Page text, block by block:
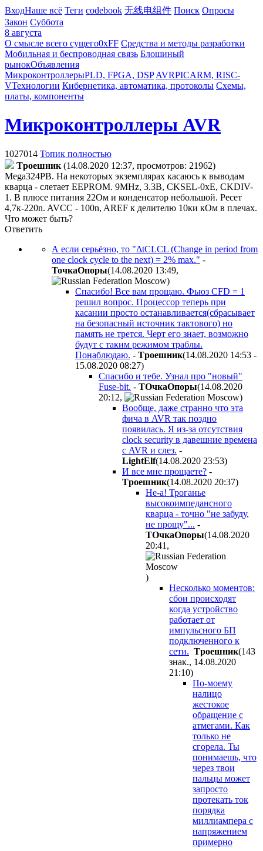
ВходНаше всё Теги codebook 无线电组件 Поиск Опросы
Закон Суббота
8 августа
О смысле всего сущего0xFF Средства и методы разработки
Мобильная и беспроводная связь Блошиный
рынокОбъявления
МикроконтроллерыPLD, FPGA, DSP AVRPICARM, RISC-
VТехнологии Кибернетика, автоматика, протоколы Схемы,
платы, компоненты
Микроконтроллеры AVR
1027014 Топик полностью
Tpoeшник (14.08.2020 12:37, просмотров: 21962)
Mega324PB. На некоторых экземплярах касаюсь к выводам
кварца - слетает EEPROM. 9MHz, 3.3В, СKSEL-0xE, CKDIV-
1. В плюсе питания 22Ом и конденсатор небольшой. Ресет
4,7к-220n. AVCC - 100n, AREF к делителю 10ки кОм в плечах.
Что может быть?
Ответить
А если серьёзно, то "ΔtCLCL (Change in period from
one clock cycle to the next) = 2% max." -
ToчкaOпopы(14.08.2020 13:49,
)
Спасибо! Все вам прощаю. Фьюз CFD = 1
решил вопрос. Процессор теперь при
касании просто останавливается(сбрасывает
на безопасный источник тактового) но
память не трется. Черт его знает, возможно
будут с таким режимом траблы.
Понаблюдаю. - Tpoeшник(14.08.2020 14:53 -
15.08.2020 08:27)
Спасибо и тебе. Узнал про "новый"
Fuse-bit. - TOчкaOпopы(14.08.2020
20:12,
)
Вообще, даже странно что эта
фича в AVR так поздно
появилась. Я из-за отсутствия
clock security в давешние времена
с AVR и слез. -
LightElf(14.08.2020 23:53)
И все мне прощаете? -
Tpoeшник(14.08.2020 20:37)
Не-а! Троганье
высокоимпедансного
кварца - точно "не забуду,
не прощу"... -
TOчкaOпopы(14.08.2020
20:41 ,
)
Несколько моментов:
сбои происходят
когда устройство
работает от
импульсного БП
подключенного к
сети. Tpoeшник(143
знак., 14.08.2020
21:10)
По-моему
налицо
жестокое
обращение с
атмегами. Как
только не
сгорела. Ты
понимаешь, что
через твои
пальцы может
запросто
протекать ток
порядка
миллиампера с
напряжением
примерно